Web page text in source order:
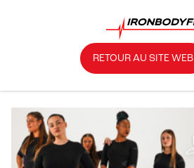
RETOUR AU SITE WEB